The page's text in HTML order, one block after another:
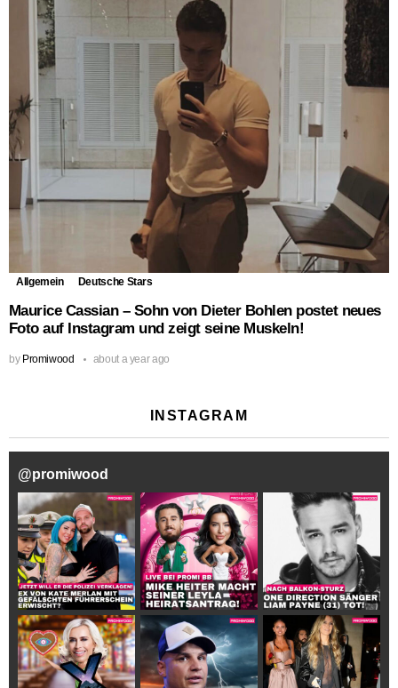
Allgemein Deutsche Stars
Maurice Cassian – Sohn von Dieter Bohlen postet neues
Foto auf Instagram und zeigt seine Muskeln!
by Promiwood about a year ago
INSTAGRAM
@promiwood